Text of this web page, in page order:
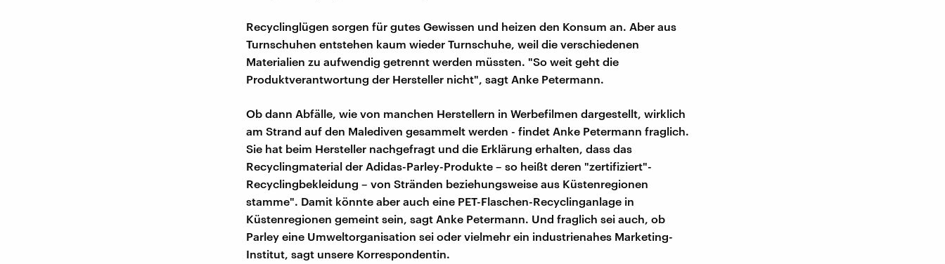
Recyclinglügen sorgen für gutes Gewissen und heizen den Konsum an. Aber aus
Turnschuhen entstehen kaum wieder Turnschuhe, weil die verschiedenen
Materialien zu aufwendig getrennt werden müssten. "So weit geht die
Produktverantwortung der Hersteller nicht", sagt Anke Petermann.
Ob dann Abfälle, wie von manchen Herstellern in Werbefilmen dargestellt, wirklich
am Strand auf den Malediven gesammelt werden - findet Anke Petermann fraglich.
Sie hat beim Hersteller nachgefragt und die Erklärung erhalten, dass das
Recyclingmaterial der Adidas-Parley-Produkte – so heißt deren "zertifiziert"-
Recyclingbekleidung – von Stränden beziehungsweise aus Küstenregionen
stamme". Damit könnte aber auch eine PET-Flaschen-Recyclinganlage in
Küstenregionen gemeint sein, sagt Anke Petermann. Und fraglich sei auch, ob
Parley eine Umweltorganisation sei oder vielmehr ein industrienahes Marketing-
Institut, sagt unsere Korrespondentin.